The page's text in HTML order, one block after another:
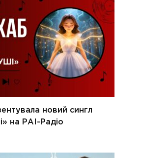
новий сингл
на РАІ-Радіо